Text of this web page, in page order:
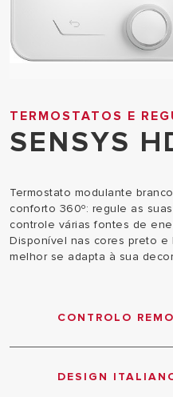
TERMOSTATOS E
SENSYS
Termostato modulante
conforto 360º: regule as
controle várias fontes de
Disponível nas cores preto
melhor se adapta à sua
CONTROLO
Controle total em seus
de comunicação BUS
DESIGN